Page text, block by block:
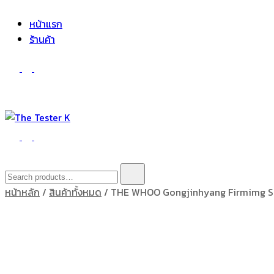
หน้าแรก
ร้านค้า
The Tester K
Korean cosmetics
Search
for:
หน้าหลัก / สินค้าทั้งหมด / THE WHOO Gongjinhyang Firmimg